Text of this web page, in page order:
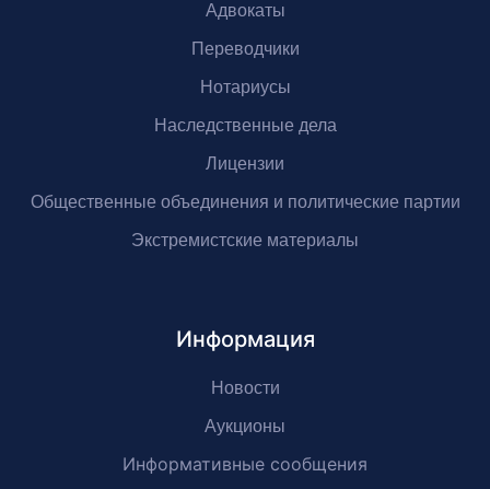
Адвокаты
Переводчики
Нотариусы
Наследственные дела
Лицензии
Общественные объединения и политические партии
Экстремистские материалы
Информация
Новости
Аукционы
Информативные сообщения